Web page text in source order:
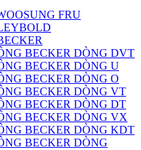
FRU
BECKER DÒNG DVT
BECKER DÒNG U
BECKER DÒNG O
BECKER DÒNG VT
BECKER DÒNG DT
BECKER DÒNG VX
BECKER DÒNG KDT
BECKER DÒNG